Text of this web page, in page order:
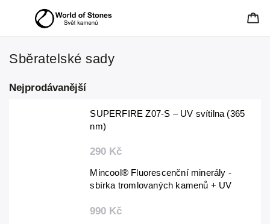
Sběratelské sady
Nejprodávanější
SUPERFIRE Z07-S – UV svítilna (365
nm)
290 Kč
Mincool® Fluorescenční minerály -
sbírka tromlovaných kamenů + UV
990 Kč